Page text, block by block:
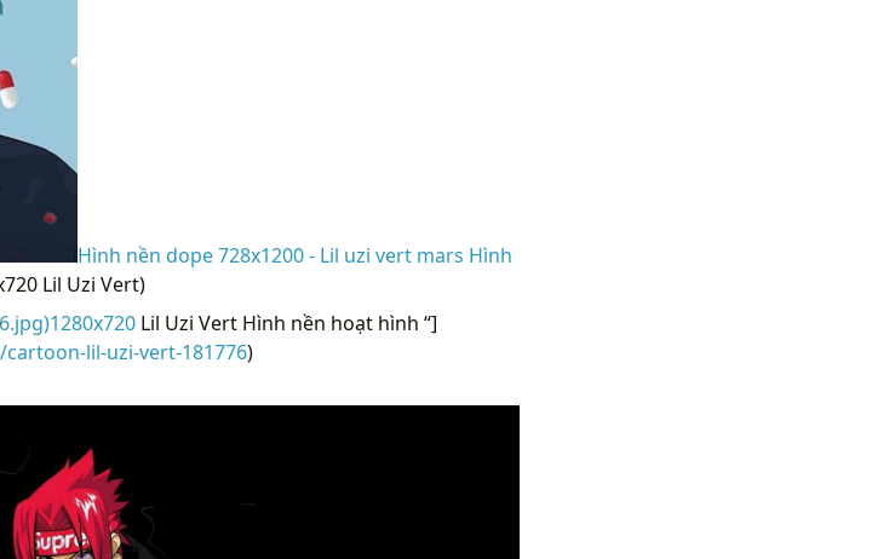
Hình nền dope 728x1200 - Lil uzi vert mars Hình
Lil Uzi Vert)
Lil Uzi Vert Hình nền hoạt hình “]
lil-uzi-vert-181776)